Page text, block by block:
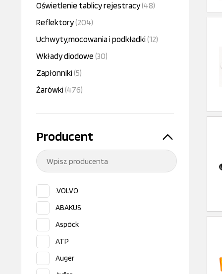
Oświetlenie tablicy rejestracy(48)
Reflektory(204)
Uchwyty,mocowania i podkładki(12)
Wkłady diodowe (30)
Zapłonniki(5)
Żarówki(476)
Producent
.VOLVO
ABAKUS
Aspöck
ATP
Auger